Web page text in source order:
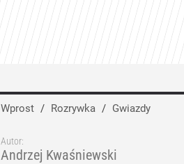
Wprost / Rozrywka / Gwiazdy
Autor:
Andrzej Kwaśniewski